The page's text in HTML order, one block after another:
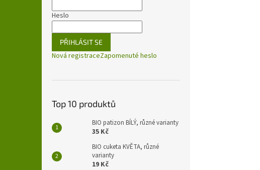
Heslo
PŘIHLÁSIT SE
Nová registraceZapomenuté heslo
Top 10 produktů
BIO patizon BÍLÝ, různé varianty
35 Kč
BIO cuketa KVĚTA, různé
varianty
19 Kč